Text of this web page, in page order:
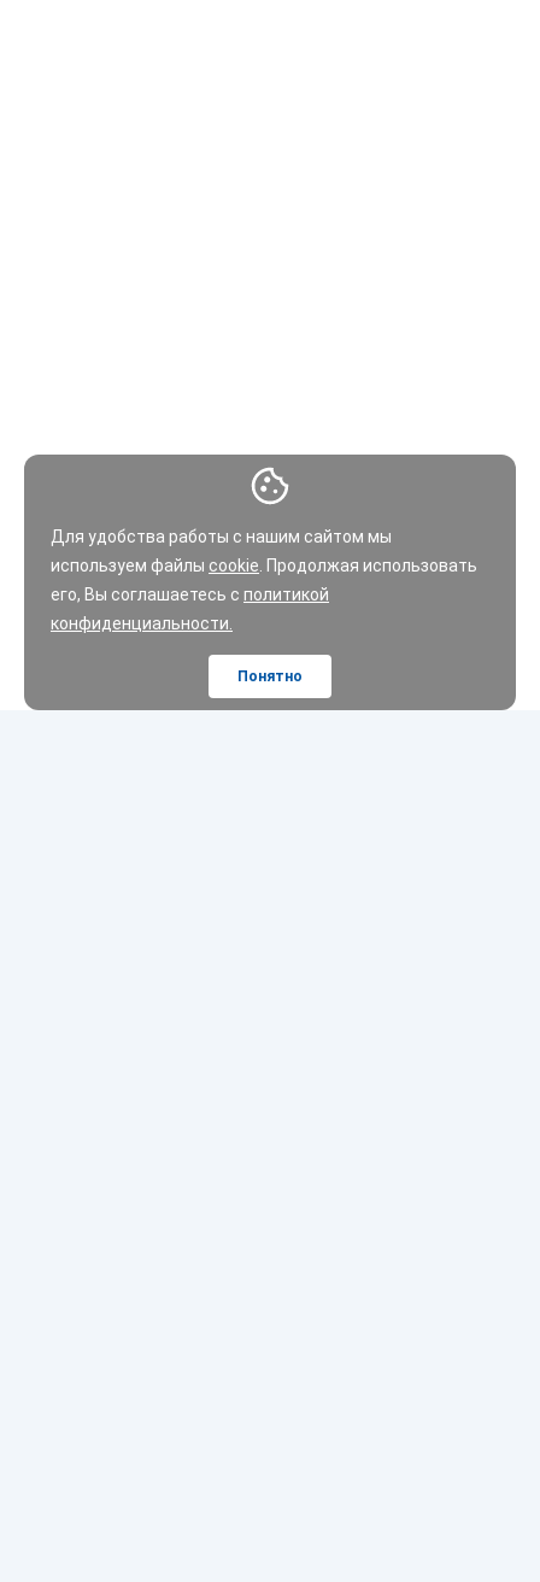
Для удобства работы с нашим сайтом мы
используем файлы cookie . Продолжая использовать
его, Вы соглашаетесь с политикой
конфиденциальности.
Понятно